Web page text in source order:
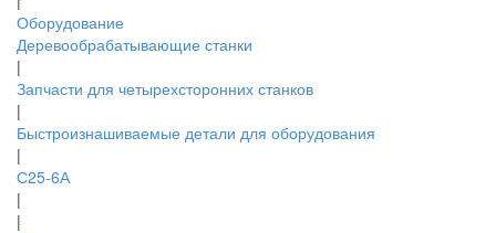
Оборудование
Деревообрабатывающие станки
|
Запчасти для четырехсторонних станков
|
Быстроизнашиваемые детали для оборудования
|
С25-6А
|
|